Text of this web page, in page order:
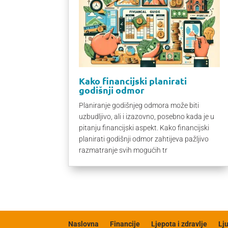
Kako financijski planirati
godišnji odmor
Planiranje godišnjeg odmora može biti
uzbudljivo, ali i izazovno, posebno kada je u
pitanju financijski aspekt. Kako financijski
planirati godišnji odmor zahtijeva pažljivo
razmatranje svih mogućih tr
Naslovna Financije Ljepota i zdravlje